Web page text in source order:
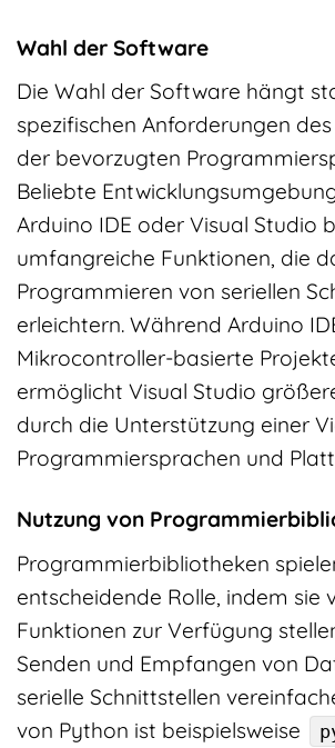
Wahl der Software
Die Wahl der Software hängt
spezifischen Anforderungen
der bevorzugten
Beliebte
Arduino IDE oder Visual Studio
umfangreiche Funktionen, die
Programmieren von seriellen
erleichtern. Während Arduino
Mikrocontroller-basierte
ermöglicht Visual Studio
durch die Unterstützung einer
Programmiersprachen und
Nutzung von
Programmierbibliotheken
entscheidende Rolle, indem sie
Funktionen zur Verfügung
Senden und Empfangen von
serielle Schnittstellen
von Python ist beispielsweise